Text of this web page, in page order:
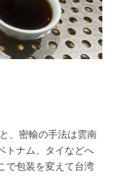
、密輸の手法は雲南
トナム、タイなどへ
で包装を変えて台湾